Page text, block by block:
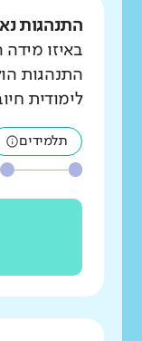
התנהגות
באיזו מידה
התנהגות
לימודית
תלמידים